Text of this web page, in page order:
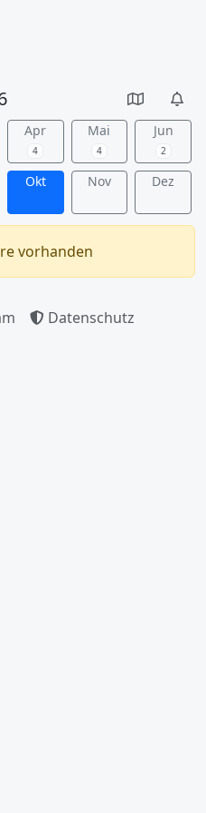
Apr
4
Mai
4
Jun
2
Okt Nov Dez
vorhanden
Datenschutz